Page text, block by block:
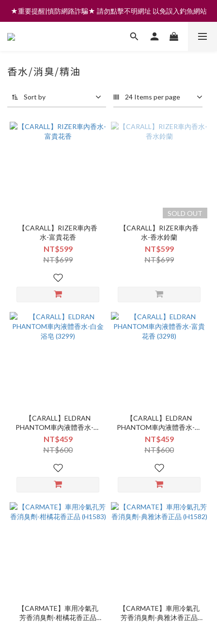
註冊會員享200元購物金 | 全館滿999免運 | 可門市取貨/安裝
★重要提醒|慎防網路詐騙★ 請勿點擊不明網址 以免誤入釣魚網站
註冊會員享200元購物金 | 全館滿999免運 | 可門市取貨/安裝
香水/消臭/精油
Sort by 24 Items per page
【CARALL】RIZER車內香
水-富貴花香
NT$599
NT$699
SOLD OUT
【CARALL】RIZER車內香
水-香水鈴蘭
NT$599
NT$699
【CARALL】ELDRAN
PHANTOM車內液體香水-白
金浴皂 (3299)
NT$459
NT$600
【CARALL】ELDRAN
PHANTOM車內液體香水-富
貴花香 (3298)
NT$459
NT$600
【CARMATE】車用冷氣孔
芳香消臭劑-柑橘花香正品
【CARMATE】車用冷氣孔
芳香消臭劑-典雅沐香正品